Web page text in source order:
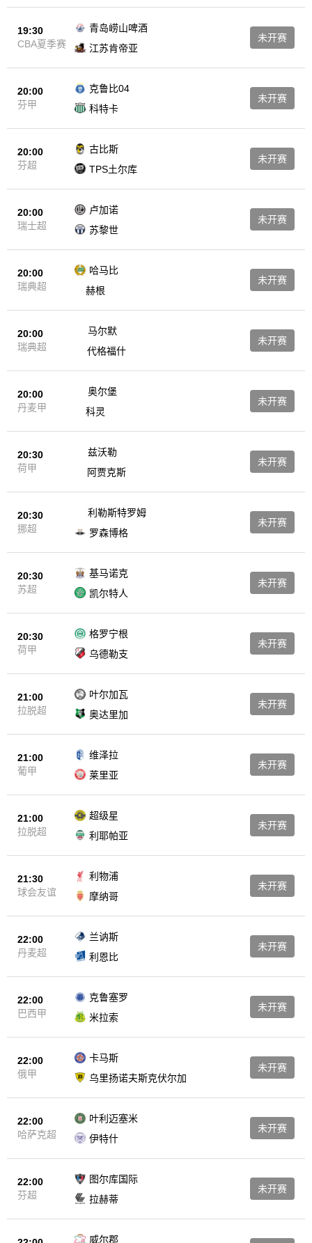
19:30
CBA夏季赛
青岛崂山啤酒
江苏肯帝亚
未开赛
20:00
芬甲
克鲁比04
科特卡
未开赛
20:00
芬超
古比斯
TPS土尔库
未开赛
20:00
瑞士超
卢加诺
苏黎世
未开赛
20:00
瑞典超
哈马比
赫根
未开赛
20:00
瑞典超
马尔默
代格福什
未开赛
20:00
丹麦甲
奥尔堡
科灵
未开赛
20:30
荷甲
兹沃勒
阿贾克斯
未开赛
20:30
挪超
利勒斯特罗姆
罗森博格
未开赛
20:30
苏超
基马诺克
凯尔特人
未开赛
20:30
荷甲
格罗宁根
乌德勒支
未开赛
21:00
拉脱超
叶尔加瓦
奥达里加
未开赛
21:00
葡甲
维泽拉
莱里亚
未开赛
21:00
拉脱超
超级星
利耶帕亚
未开赛
21:30
球会友谊
利物浦
摩纳哥
未开赛
22:00
丹麦超
兰讷斯
利恩比
未开赛
22:00
巴西甲
克鲁塞罗
米拉索
未开赛
22:00
俄甲
卡马斯
乌里扬诺夫斯克伏尔加
未开赛
22:00
哈萨克超
叶利迈塞米
伊特什
未开赛
22:00
芬超
图尔库国际
拉赫蒂
未开赛
威尔郡